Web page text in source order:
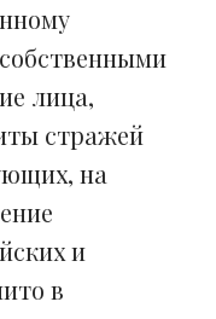
лица,
стражей
на
и
в